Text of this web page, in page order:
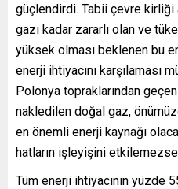
güçlendirdi. Tabii çevre kirliği
gazı kadar zararlı olan ve
yüksek olması beklenen bu
enerji ihtiyacını karşılaması
Polonya topraklarından
nakledilen doğal gaz,
en önemli enerji kaynağı
hatların işleyişini
Tüm enerji ihtiyacının yüzde